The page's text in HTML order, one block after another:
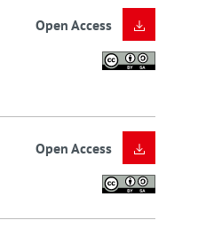
Open Access
Open Access